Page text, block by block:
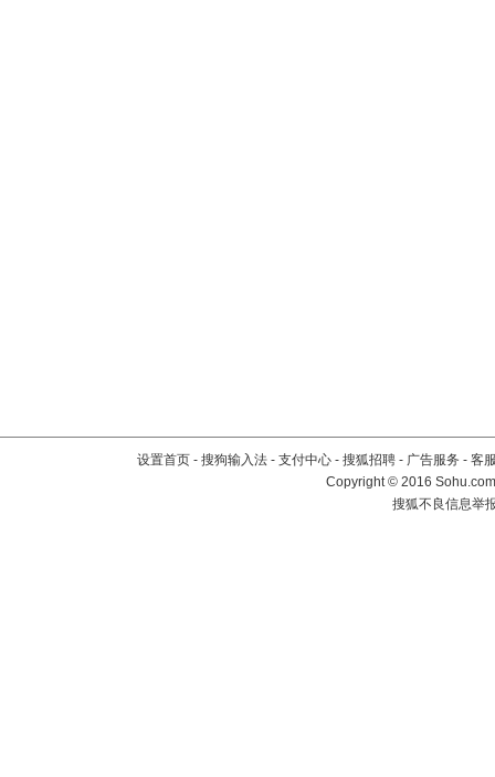
设置首页 - 搜狗输入法 - 支付中心 - 搜狐招聘 - 广告服务 - 客
Copyright©2016
搜狐不良信息举